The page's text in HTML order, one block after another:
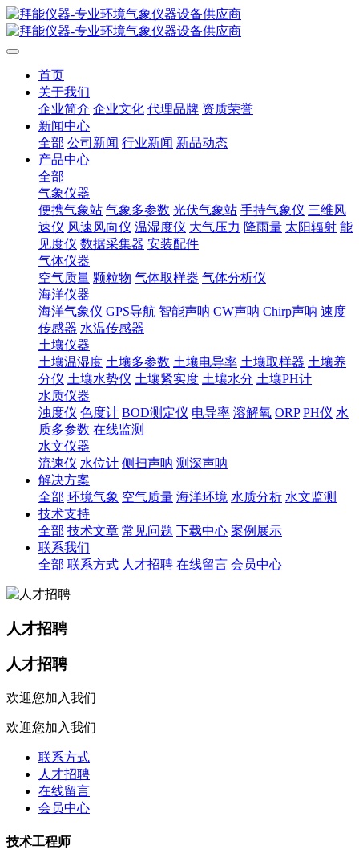
首页
关于我们
企业简介 企业文化 代理品牌 资质荣誉
新闻中心
全部 公司新闻 行业新闻 新品动态
产品中心
全部
气象仪器
便携气象站 气象多参数 光伏气象站 手持气象仪 三维风
速仪 风速风向仪 温湿度仪 大气压力 降雨量 太阳辐射 能
见度仪 数据采集器 安装配件
气体仪器
空气质量 颗粒物 气体取样器 气体分析仪
海洋仪器
海洋气象仪 GPS导航 智能声呐 CW声呐 Chirp声呐 速度
传感器 水温传感器
土壤仪器
土壤温湿度 土壤多参数 土壤电导率 土壤取样器 土壤养
分仪 土壤水势仪 土壤紧实度 土壤水分 土壤PH计
水质仪器
浊度仪 色度计 BOD测定仪 电导率 溶解氧 ORP PH仪 水
质多参数 在线监测
水文仪器
流速仪 水位计 侧扫声呐 测深声呐
解决方案
全部 环境气象 空气质量 海洋环境 水质分析 水文监测
技术支持
全部 技术文章 常见问题 下载中心 案例展示
联系我们
全部 联系方式 人才招聘 在线留言 会员中心
人才招聘
人才招聘
欢迎您加入我们
欢迎您加入我们
联系方式
人才招聘
在线留言
会员中心
技术工程师